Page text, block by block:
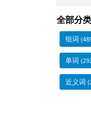
全部分类
组词
单词
近义词